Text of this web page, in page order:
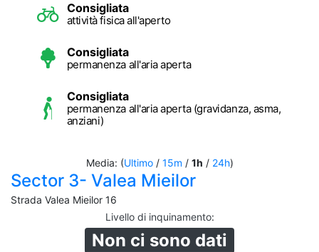
Consigliata
attività fisica all'aperto
Consigliata
permanenza all'aria aperta
Consigliata
permanenza all'aria aperta (gravidanza, asma,
anziani)
Media: (Ultimo/ 15m / 1h / 24h)
Sector 3- Valea Mieilor
Strada Valea Mieilor 16
Livello di inquinamento:
Non ci sono dati